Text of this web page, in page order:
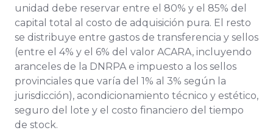
unidad debe reservar entre el 80% y el 85% del
capital total al costo de adquisición pura. El resto
se distribuye entre gastos de transferencia y sellos
(entre el 4% y el 6% del valor ACARA, incluyendo
aranceles de la DNRPA e impuesto a los sellos
provinciales que varía del 1% al 3% según la
jurisdicción), acondicionamiento técnico y estético,
seguro del lote y el costo financiero del tiempo
de stock.